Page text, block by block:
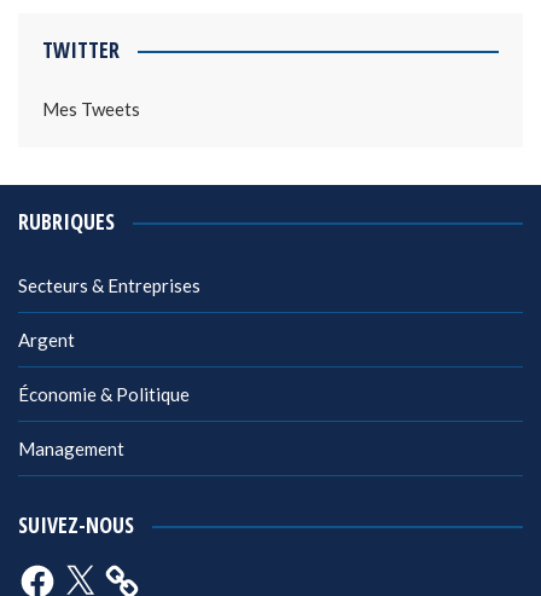
TWITTER
Mes Tweets
RUBRIQUES
Secteurs & Entreprises
Argent
Économie & Politique
Management
SUIVEZ-NOUS
Facebook
X